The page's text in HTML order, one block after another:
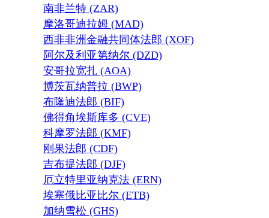
南非兰特 (ZAR)
摩洛哥迪拉姆 (MAD)
西非非洲金融共同体法郎 (XOF)
阿尔及利亚第纳尔 (DZD)
安哥拉宽扎 (AOA)
博茨瓦纳普拉 (BWP)
布隆迪法郎 (BIF)
佛得角埃斯库多 (CVE)
科摩罗法郎 (KMF)
刚果法郎 (CDF)
吉布提法郎 (DJF)
厄立特里亚纳克法 (ERN)
埃塞俄比亚比尔 (ETB)
加纳雪松 (GHS)